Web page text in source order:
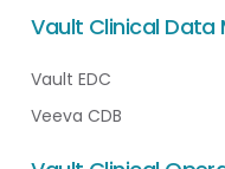
Vault Clinical
Vault EDC
Veeva CDB